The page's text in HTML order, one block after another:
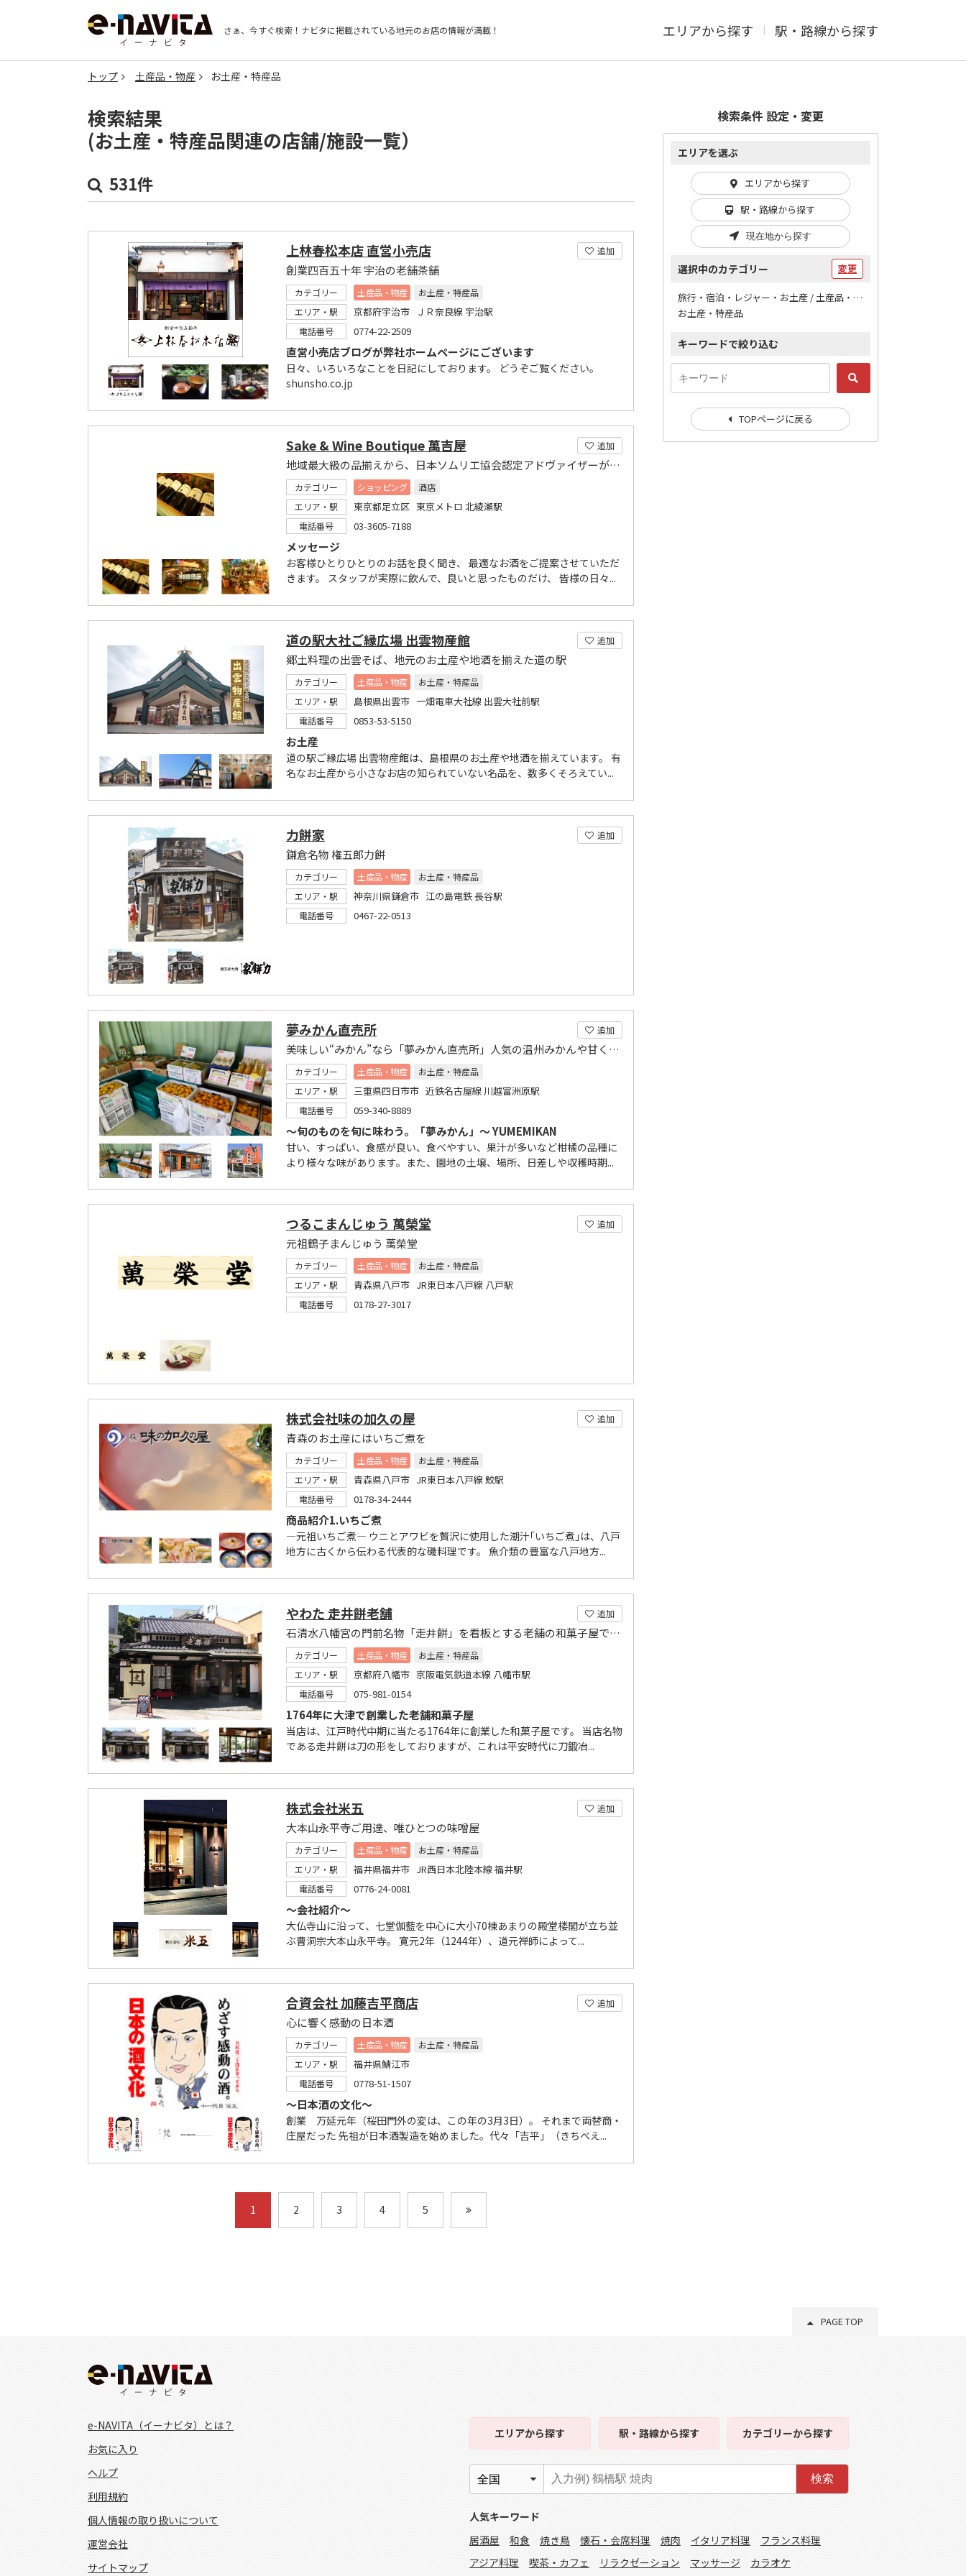
さぁ、今すぐ検索！ ナビタに掲載されている地元のお店の情報が満載！ エリアから探す 駅・路線から探す
トップ 土産品・物産 お土産・特産品
検索結果
(お土産・特産品関連の店舗/施設一覧）
531件
追加
上林春松本店 直営小売店
創業四百五十年 宇治の老舗茶舗
カテゴリー 土産品・物産
お土産・特産品
エリア・駅
京都府宇治市 ＪＲ奈良線 宇治駅
電話番号 0774-22-2509
直営小売店ブログが弊社ホームページにございます
日々、いろいろなことを日記にしております。 どうぞご覧ください。
shunsho.co.jp
追加
Sake & Wine Boutique 萬吉屋
地域最大級の品揃えから、日本ソムリエ協会認定アドヴァイザーがこだわりの一品をご紹介。
カテゴリー ショッピング
酒店
エリア・駅
東京都足立区 東京メトロ 北綾瀬駅
電話番号 03-3605-7188
メッセージ
お客様ひとりひとりのお話を良く聞き、 最適なお酒をご提案させていただ
きます。 スタッフが実際に飲んで、良いと思ったものだけ、 皆様の日々...
追加
道の駅大社ご縁広場 出雲物産館
郷土料理の出雲そば、地元のお土産や地酒を揃えた道の駅
カテゴリー 土産品・物産
お土産・特産品
エリア・駅
島根県出雲市 一畑電車大社線 出雲大社前駅
電話番号 0853-53-5150
お土産
道の駅ご縁広場 出雲物産館は、島根県のお土産や地酒を揃えています。 有
名なお土産から小さなお店の知られていない名品を、数多くそろえてい...
追加
力餅家
鎌倉名物 権五郎力餅
カテゴリー 土産品・物産
お土産・特産品
エリア・駅
神奈川県鎌倉市 江の島電鉄 長谷駅
電話番号 0467-22-0513
追加
夢みかん直売所
美味しい“みかん”なら「夢みかん直売所」人気の温州みかんや甘くて新鮮な品種を多数揃えてます
カテゴリー 土産品・物産
お土産・特産品
エリア・駅
三重県四日市市 近鉄名古屋線 川越富洲原駅
電話番号 059-340-8889
～旬のものを旬に味わう。「夢みかん」～ YUMEMIKAN
甘い、すっぱい、食感が良い、食べやすい、果汁が多いなど柑橘の品種に
より様々な味があります。また、園地の土壌、場所、日差しや収穫時期...
追加
つるこまんじゅう 萬榮堂
元祖鶴子まんじゅう 萬榮堂
カテゴリー 土産品・物産
お土産・特産品
エリア・駅
青森県八戸市 JR東日本八戸線 八戸駅
電話番号 0178-27-3017
追加
株式会社味の加久の屋
青森のお土産にはいちご煮を
カテゴリー 土産品・物産
お土産・特産品
エリア・駅
青森県八戸市 JR東日本八戸線 鮫駅
電話番号 0178-34-2444
商品紹介1.いちご煮
―元祖いちご煮― ウニとアワビを贅沢に使用した潮汁｢いちご煮｣は、八戸
地方に古くから伝わる代表的な磯料理です。 魚介類の豊富な八戸地方...
追加
やわた 走井餅老舗
石清水八幡宮の門前名物「走井餅」を看板とする老舗の和菓子屋です。
カテゴリー 土産品・物産
お土産・特産品
エリア・駅
京都府八幡市 京阪電気鉄道本線 八幡市駅
電話番号 075-981-0154
1764年に大津で創業した老舗和菓子屋
当店は、江戸時代中期に当たる1764年に創業した和菓子屋です。 当店名物
である走井餅は刀の形をしておりますが、これは平安時代に刀鍛冶...
追加
株式会社米五
大本山永平寺ご用達、唯ひとつの味噌屋
カテゴリー 土産品・物産
お土産・特産品
エリア・駅
福井県福井市 JR西日本北陸本線 福井駅
電話番号 0776-24-0081
～会社紹介～
大仏寺山に沿って、七堂伽藍を中心に大小70棟あまりの殿堂楼閣が立ち並
ぶ曹洞宗大本山永平寺。 寛元2年（1244年）、道元禅師によって...
追加
合資会社 加藤吉平商店
心に響く感動の日本酒
カテゴリー 土産品・物産
お土産・特産品
エリア・駅
福井県鯖江市
電話番号 0778-51-1507
～日本酒の文化～
創業 万延元年（桜田門外の変は、この年の3月3日）。 それまで両替商・
庄屋だった 先祖が日本酒製造を始めました。代々「吉平」（きちべえ...
1 2 3 4 5
検索条件 設定・変更
エリアを選ぶ
エリアから探す
駅・路線から探す
現在地から探す
選択中のカテゴリー 変更
旅行・宿泊・レジャー・お土産 / 土産品・物産
お土産・特産品
キーワードで絞り込む
TOPページに戻る
PAGE TOP
e-NAVITA（イーナビタ）とは？
お気に入り
ヘルプ
利用規約
個人情報の取り扱いについて
運営会社
サイトマップ
エリアから探す 駅・路線から探す カテゴリーから探す
検索
人気キーワード
居酒屋
和食 焼き鳥 懐石・会席料理 焼肉 イタリア料理
フランス料理
アジア料理
喫茶・カフェ リラクゼーション マッサージ カラオケ